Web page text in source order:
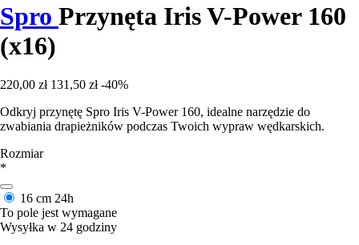
Spro Przynęta Iris V-Power 160
(x16)
220,00 zł 131,50 zł -40%
Odkryj przynętę Spro Iris V-Power 160, idealne narzędzie do
zwabiania drapieżników podczas Twoich wypraw wędkarskich.
Rozmiar
*
16 cm 24h
To pole jest wymagane
Wysyłka w 24 godziny